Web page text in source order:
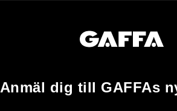
Anmäl dig till GAFFAs